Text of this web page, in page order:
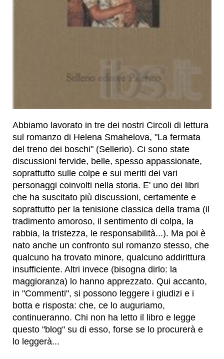
Abbiamo lavorato in tre dei nostri Circoli di lettura
sul romanzo di Helena Smahelova, "La fermata
del treno dei boschi" (Sellerio). Ci sono state
discussioni fervide, belle, spesso appassionate,
soprattutto sulle colpe e sui meriti dei vari
personaggi coinvolti nella storia. E' uno dei libri
che ha suscitato più discussioni, certamente e
soprattutto per la tenisione classica della trama (il
tradimento amoroso, il sentimento di colpa, la
rabbia, la tristezza, le responsabilità...). Ma poi è
nato anche un confronto sul romanzo stesso, che
qualcuno ha trovato minore, qualcuno addirittura
insufficiente. Altri invece (bisogna dirlo: la
maggioranza) lo hanno apprezzato. Qui accanto,
in "Commenti", si possono leggere i giudizi e i
botta e risposta: che, ce lo auguriamo,
continueranno. Chi non ha letto il libro e legge
questo "blog" su di esso, forse se lo procurerà e
lo leggerà...